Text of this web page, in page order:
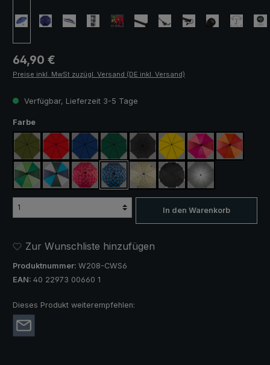
Regulärer Preis:
64,90 €
Preise inkl. MwSt zuzügl. Versand (DE inkl. Versand)
Verfügbar, Lieferzeit 3-5 Tage
Farbeauswählen
olivgrün rot königsblaudunkelgrünschwarzgelb pink / rot / weinrot
orange /
hellgrün / dunkelgrün
blau / grün / grau rosa / rot kariert
blau / grün kariert
camouflageschwarz, mit Reflektoren
silber, UV-Schutz
In den Warenkorb
Zur Wunschliste hinzufügen
Produktnummer: W208-CWS6
EAN: 40 22973 00660 1
Dieses Produkt weiterempfehlen: